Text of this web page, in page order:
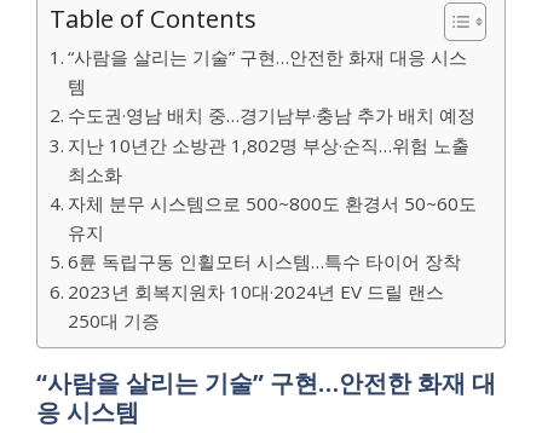
Table of Contents
“사람을 살리는 기술” 구현…안전한 화재 대응 시스
템
수도권·영남 배치 중…경기남부·충남 추가 배치 예정
지난 10년간 소방관 1,802명 부상·순직…위험 노출
최소화
자체 분무 시스템으로 500~800도 환경서 50~60도
유지
6륜 독립구동 인휠모터 시스템…특수 타이어 장착
2023년 회복지원차 10대·2024년 EV 드릴 랜스
250대 기증
“사람을 살리는 기술” 구현…안전한 화재 대
응 시스템